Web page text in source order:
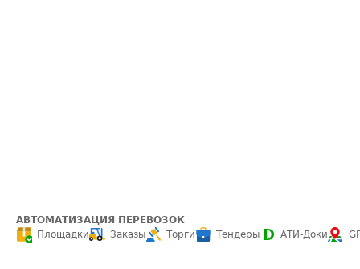
АВТОМАТИЗАЦИЯ ПЕРЕВОЗОК
Площадки
Заказы Торги Тендеры АТИ-Доки